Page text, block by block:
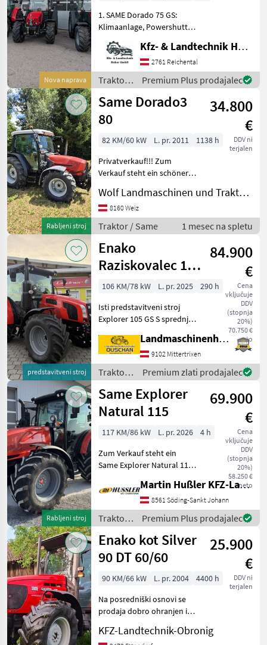
Nova naprava
1. SAME Dorado 75 GS:
Klimaanlage, Powershuttle,
3-fach Lastschaltung,
Powerclutch, 40 km/h bei
reduzierter Drehzahl,
Fronthubwerk,
Frontzapfwelle,
Druckluftanlage,
Kfz- & Landtechnik Heher GmbH
2761 Reichental
Traktor /
Same
Premium Plus prodajalec
Rabljeni stroj
Same Dorado3
80
34.800
€
DDV ni
terjalen
82 KM/60 kW L. pr. 2011
1138 h
Privatverkauf!!! Zum
Verkauf steht ein schöner
Same mit nur 1.138
Stunden! 82 PS! 4 Rad
Bremse! Fronthydraulik!
Vollhydraulischer Stoll F
Wolf Landmaschinen und Traktorhandel
8160 Weiz
Traktor / Same 1 mesec na spletu
predstavitveni stroj
Enako
Raziskovalec 105
(stopnja V)
84.900
€
Cena
vključuje
DDV
(stopnja
20%)
70.750 €
neto
106 KM/78 kW L. pr. 2025
290 h
Isti predstavitveni stroj
Explorer 105 GS S sprednjim
stransko ojačitvijo
Pnevmatike 540/65R34 in
480/65R24 Udobna kabina s
klimatsko napravo Z
Landmaschinenhandel Ouschan Anton
9102 Mittertrixen
Traktor /
Same
Premium zlati prodajalec
Rabljeni stroj
Same Explorer
Natural 115
69.900
€
Cena
vključuje
DDV
(stopnja
20%)
58.250 €
neto
117 KM/86 kW L. pr. 2026
4 h
Zum Verkauf steht ein
Same Explorer Natural 115
Motor • 40km/h mit
reduzierter Drehzahl •
Verstärke Achsen (HD-
Vorderachsen) • EHR
Martin Hußler KFZ-Landtechnik
8561 Söding-Sankt Johann
Traktor /
Same
Premium Plus prodajalec
Enako kot Silver
90 DT 60/60
25.900
€
DDV ni
terjalen
90 KM/66 kW L. pr. 2004
4400 h
Na posredniški osnovi se
prodaja dobro ohranjen in
Agroshift s 3-stopenjskim
KFZ-Landtechnik-Obronig